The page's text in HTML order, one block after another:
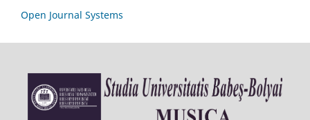
Open Journal Systems